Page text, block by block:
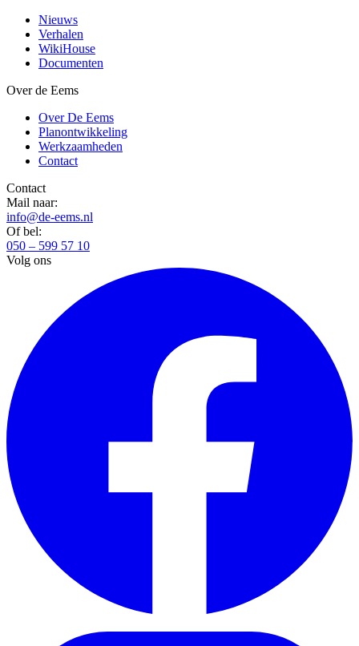
Nieuws
Verhalen
WikiHouse
Documenten
Over de Eems
Over De Eems
Planontwikkeling
Werkzaamheden
Contact
Contact
Mail naar:
info@de-eems.nl
Of bel:
050 – 599 57 10
Volg ons